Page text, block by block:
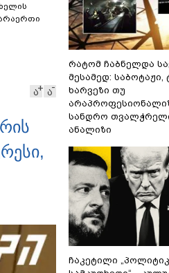
ა ა
რატომ ჩაბნელდა
მესამედ: საბოტაჟი,
ხარვეზი თუ
სანდრო
ანალიზი
ჩაკეტილი